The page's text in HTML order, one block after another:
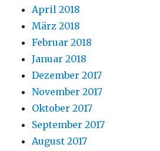
April 2018
März 2018
Februar 2018
Januar 2018
Dezember 2017
November 2017
Oktober 2017
September 2017
August 2017